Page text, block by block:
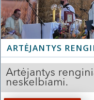
Slide 2 of 3.
ARTĖJANTYS
Artėjantys
neskelbiami.